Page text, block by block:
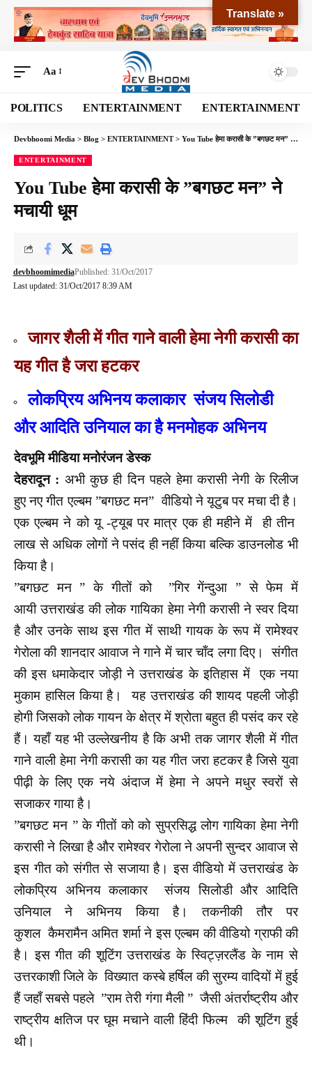
Aa
POLITICS ENTERTAINMENT ENTERTAINMENT
Devbhoomi Media > Blog > ENTERTAINMENT> You Tube हेमा करासी के ”बगछट मन” ने मचायी धूम
ENTERTAINMENT
You Tube हेमा करासी के ”बगछट मन” ने
मचायी धूम
Last updated: 31/Oct/2017 8:39 AM
devbhoomimediaPublished: 31/Oct/2017
जागर शैली में गीत गाने वाली हेमा नेगी करासी का
यह गीत है जरा हटकर
लोकप्रिय अभिनय कलाकार संजय सिलोडी
और आदिति उनियाल का है मनमोहक अभिनय
देवभूमि मीडिया मनोरंजन डेस्क
देहरादून : अभी कुछ ही दिन पहले हेमा करासी नेगी के रिलीज
हुए नए गीत एल्बम ”बगछट मन” वीडियो ने यूटुब पर मचा दी है।
एक एल्बम ने को यू -ट्यूब पर मात्र एक ही महीने में ही तीन
लाख से अधिक लोगों ने पसंद ही नहीं किया बल्कि डाउनलोड भी
किया है।
”बगछट मन ” के गीतों को ”गिर गेंन्दुआ ” से फेम में
आयी उत्तराखंड की लोक गायिका हेमा नेगी करासी ने स्वर दिया
है और उनके साथ इस गीत में साथी गायक के रूप में रामेश्वर
गेरोला की शानदार आवाज ने गाने में चार चाँद लगा दिए। संगीत
की इस धमाकेदार जोड़ी ने उत्तराखंड के इतिहास में एक नया
मुकाम हासिल किया है। यह उत्तराखंड की शायद पहली जोड़ी
होगी जिसको लोक गायन के क्षेत्र में श्रोता बहुत ही पसंद कर रहे
हैं। यहाँ यह भी उल्लेखनीय है कि अभी तक जागर शैली में गीत
गाने वाली हेमा नेगी करासी का यह गीत जरा हटकर है जिसे युवा
पीढ़ी के लिए एक नये अंदाज में हेमा ने अपने मधुर स्वरों से
सजाकर गाया है।
”बगछट मन ” के गीतों को को सुप्रसिद्ध लोग गायिका हेमा नेगी
करासी ने लिखा है और रामेश्वर गेरोला ने अपनी सुन्दर आवाज से
इस गीत को संगीत से सजाया है। इस वीडियो में उत्तराखंड के
लोकप्रिय अभिनय कलाकार संजय सिलोडी और आदिति
उनियाल ने अभिनय किया है। तकनीकी तौर पर
कुशल कैमरामैन अमित शर्मा ने इस एल्बम की वीडियो ग्राफी की
है। इस गीत की शूटिंग उत्तराखंड के स्विट्ज़रलैंड के नाम से
उत्तरकाशी जिले के विख्यात कस्बे हर्षिल की सुरम्य वादियों में हुई
हैं जहाँ सबसे पहले ”राम तेरी गंगा मैली ” जैसी अंतर्राष्ट्रीय और
राष्ट्रीय क्षतिज पर घूम मचाने वाली हिंदी फिल्म की शूटिंग हुई
थी।
Translate »